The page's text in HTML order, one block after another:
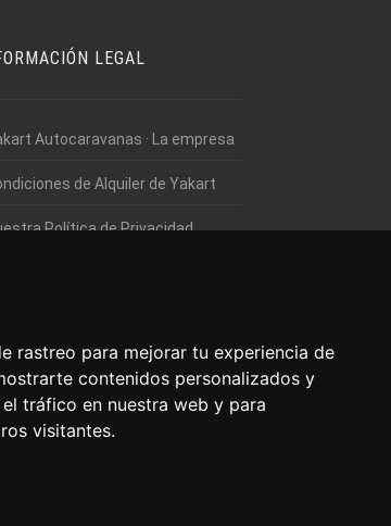
rastreo para mejorar tu experiencia de
contenidos personalizados y
tráfico en nuestra web y para
visitantes.
LEGAL
Autocaravanas · La empresa
de Alquiler de Yakart
Política de Privacidad